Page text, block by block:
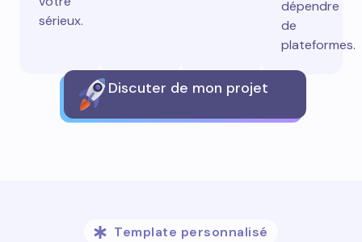
sérieux.
dépendre
de
plateformes.
Discuter de mon projet
Template personnalisé